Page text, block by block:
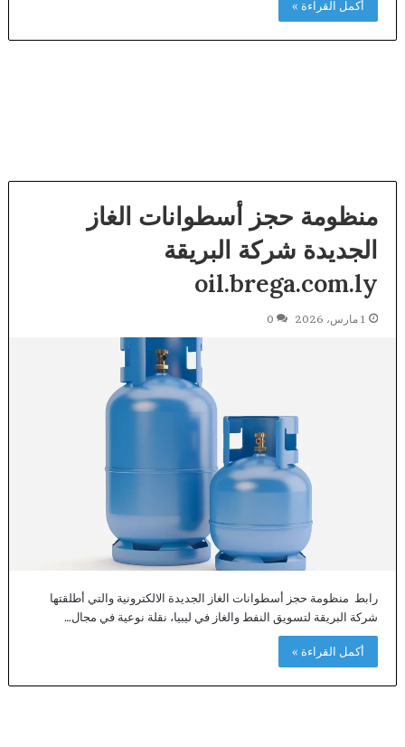
أكمل القراءة »
منظومة حجز أسطوانات الغاز
الجديدة شركة البريقة
oil.brega.com.ly
1 مارس، 2026 0
رابط منظومة حجز أسطوانات الغاز الجديدة الالكترونية والتي أطلقتها
شركة البريقة لتسويق النفط والغاز في ليبيا، نقلة نوعية في مجال…
أكمل القراءة »